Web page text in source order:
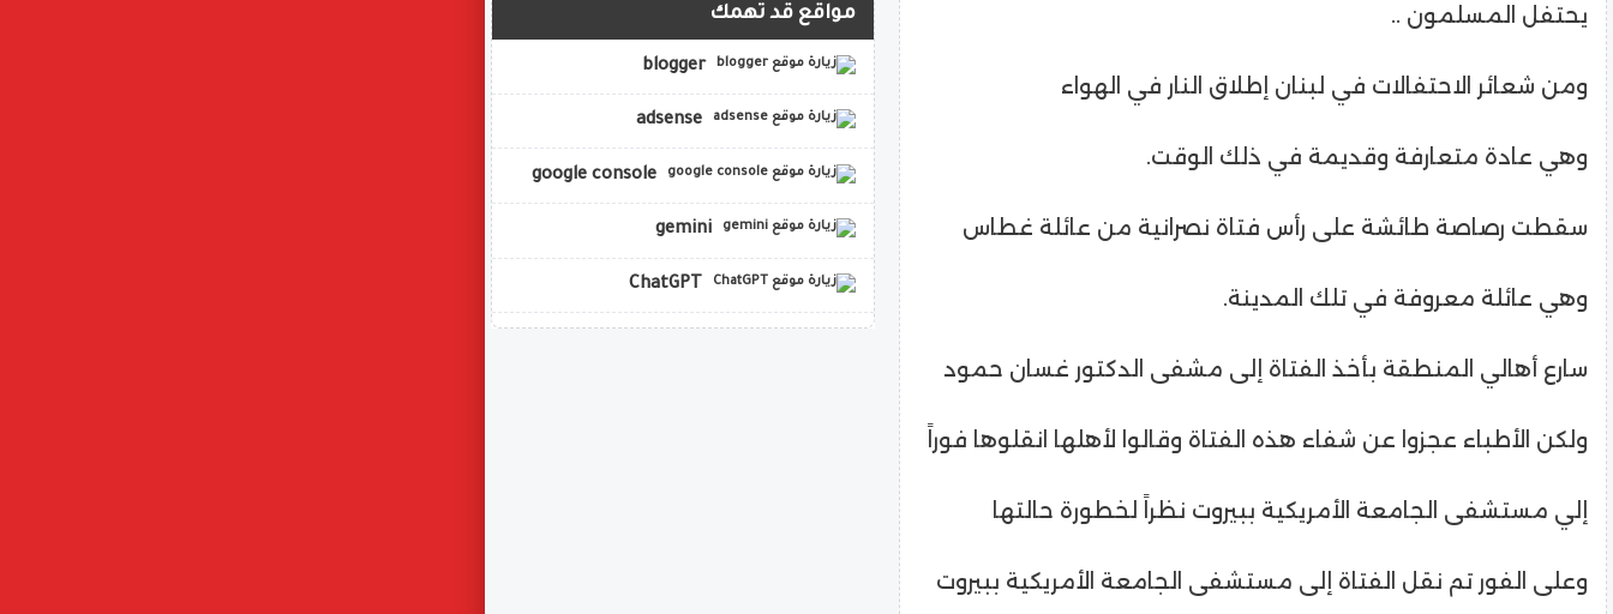
يحتفل المسلمون ..
ومن شعائر الاحتفالات في لبنان إطلاق النار في الهواء
وهي عادة متعارفة وقديمة في ذلك الوقت.
سقطت رصاصة طائشة على رأس فتاة نصرانية من عائلة غطاس
وهي عائلة معروفة في تلك المدينة.
سارع أهالي المنطقة بأخذ الفتاة إلى مشفى الدكتور غسان حمود
ولكن الأطباء عجزوا عن شفاء هذه الفتاة وقالوا لأهلها انقلوها فوراً
إلي مستشفى الجامعة الأمريكية ببيروت نظراً لخطورة حالتها
وعلى الفور تم نقل الفتاة إلى مستشفى الجامعة الأمريكية ببيروت
مواقع قد تهمك
blogger